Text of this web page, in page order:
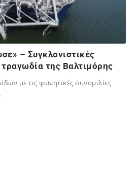
– Συγκλονιστικές
της Βαλτιμόρης
με τις φωνητικές συνομιλίες